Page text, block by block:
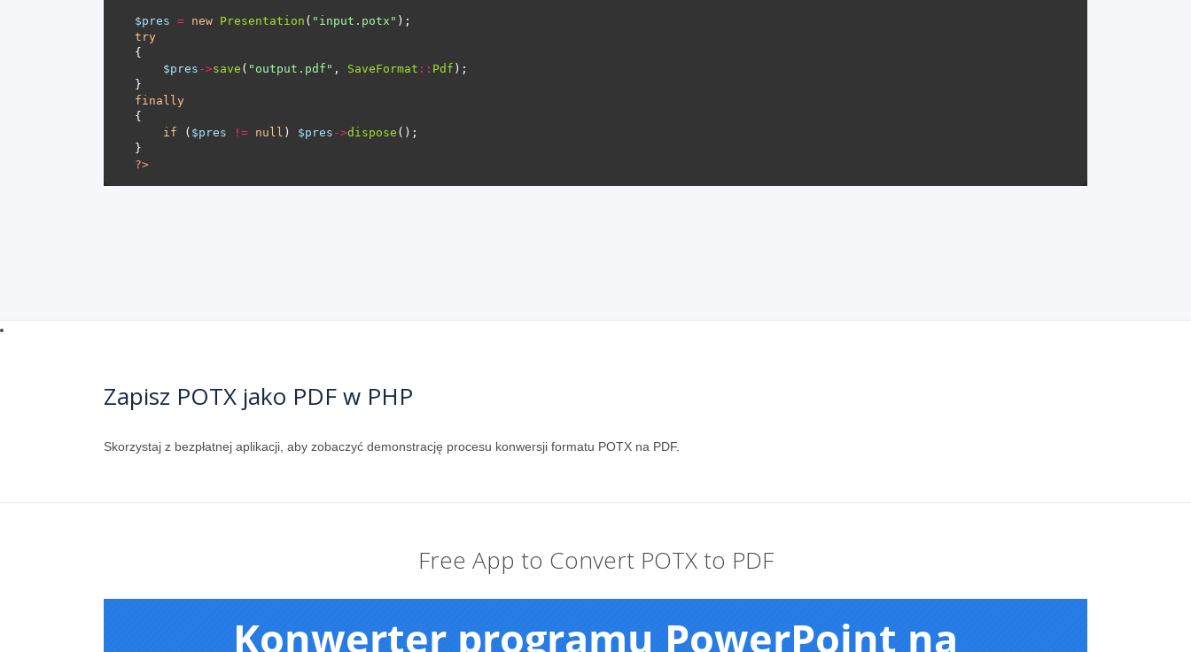
$pres = new Presentation ( "input.potx"
try
$pres ->save ( "output.pdf" , SaveFormat :: Pdf
finally
if ( $pres != null ) $pres ->dispose
?>
Zapisz POTX jako PDF w PHP
Skorzystaj z bezpłatnej aplikacji, aby zobaczyć demonstrację procesu konwersji formatu POTX na PDF.
Free App to Convert POTX to PDF